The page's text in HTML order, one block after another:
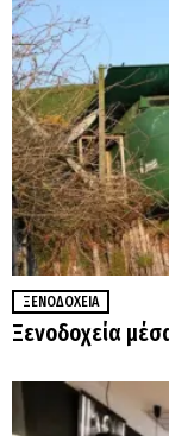
ΞΕΝΟΔΟΧΕΊΑ
Ξενοδοχεία